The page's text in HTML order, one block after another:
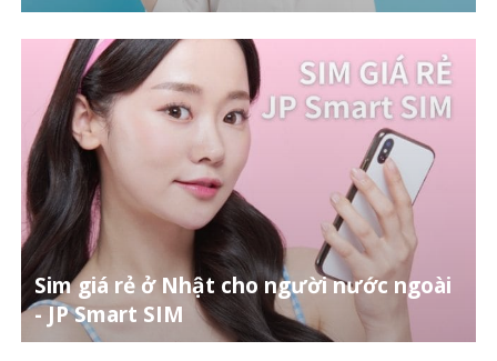
Sim giá rẻ ở Nhật cho người nước ngoài
- JP Smart SIM